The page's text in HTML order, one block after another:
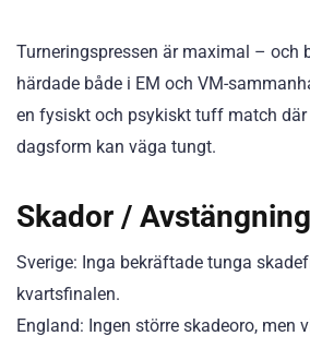
Turneringspressen är maximal – och
härdade både i EM och VM-
en fysiskt och psykiskt tuff match
dagsform kan väga tungt.
Skador /
Sverige: Inga bekräftade tunga
kvartsfinalen.
England: Ingen större skadeoro, men